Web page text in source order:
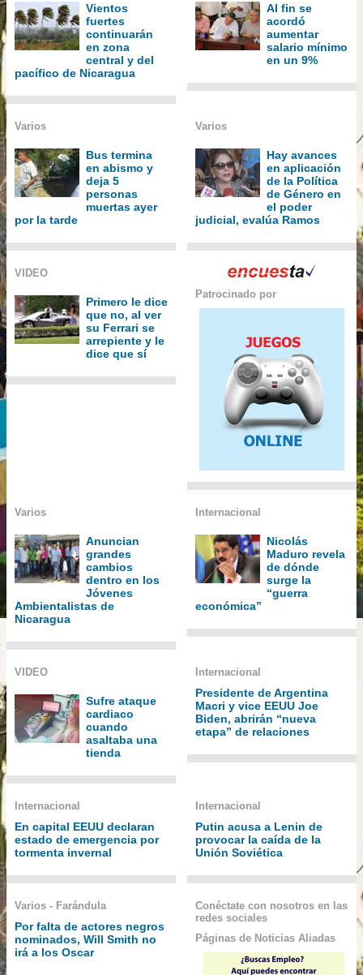
Vientos
fuertes
continuarán
en zona
central y del
pacífico de Nicaragua
Al fin se
acordó
aumentar
salario mínimo
en un 9%
Varios
Bus termina
en abismo y
deja 5
personas
muertas ayer
por la tarde
Varios
Hay avances
en aplicación
de la Política
de Género en
el poder
judicial, evalúa Ramos
VIDEO
Primero le dice
que no, al ver
su Ferrari se
arrepiente y le
dice que sí
Patrocinado por
Varios
Anuncian
grandes
cambios
dentro en los
Jóvenes
Ambientalistas de
Nicaragua
Internacional
Nicolás
Maduro revela
de dónde
surge la
“guerra
económica”
VIDEO
Sufre ataque
cardiaco
cuando
asaltaba una
tienda
Internacional
Presidente de Argentina
Macri y vice EEUU Joe
Biden, abrirán “nueva
etapa” de relaciones
Internacional
En capital EEUU declaran
estado de emergencia por
tormenta invernal
Internacional
Putin acusa a Lenin de
provocar la caída de la
Unión Soviética
Varios - Farándula
Por falta de actores negros
nominados, Will Smith no
irá a los Oscar
Conéctate con nosotros en las
redes sociales
Páginas de Noticias Aliadas